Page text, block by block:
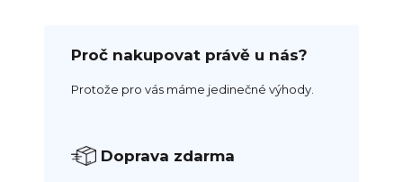
Proč nakupovat právě u nás?
Protože pro vás máme jedinečné výhody.
Doprava zdarma